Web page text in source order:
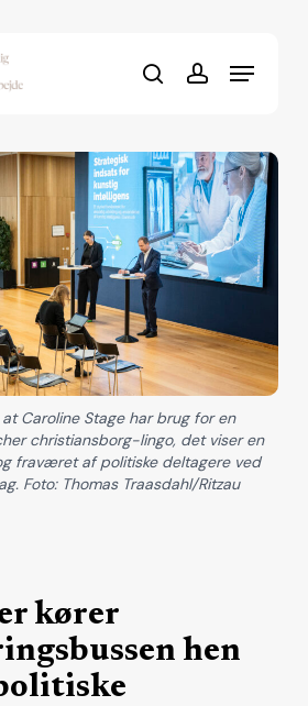
searchaccount
Menu
kører
hen
Caroline Stage har brug for en
christiansborg-lingo, det viser en
fraværet af politiske deltagere ved
Foto: Thomas Traasdahl/Ritzau
Close